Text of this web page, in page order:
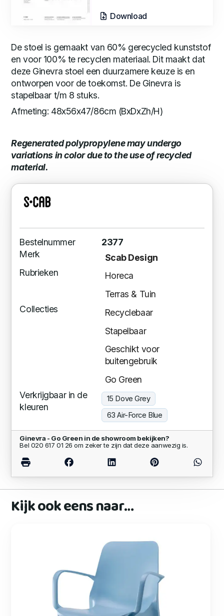
Download
De stoel is gemaakt van 60% gerecycled kunststof
en voor 100% te recyclen materiaal. Dit maakt dat
deze Ginevra stoel een duurzamere keuze is en
ontworpen voor de toekomst. De Ginevra is
stapelbaar t/m 8 stuks.
Afmeting: 48x56x47/86cm (BxDxZh/H)
Regenerated polypropylene may undergo
variations in color due to the use of recycled
material.
Bestelnummer
2377
Merk
Scab Design
Rubrieken
Horeca
Terras & Tuin
Collecties
Recyclebaar
Stapelbaar
Geschikt voor
buitengebruik
Go Green
Verkrijgbaar in de
kleuren
15 Dove Grey
63 Air-Force Blue
Ginevra - Go Green in de showroom bekijken?
Bel 020 617 01 26 om zeker te zijn dat deze aanwezig is.
Kijk ook eens naar…